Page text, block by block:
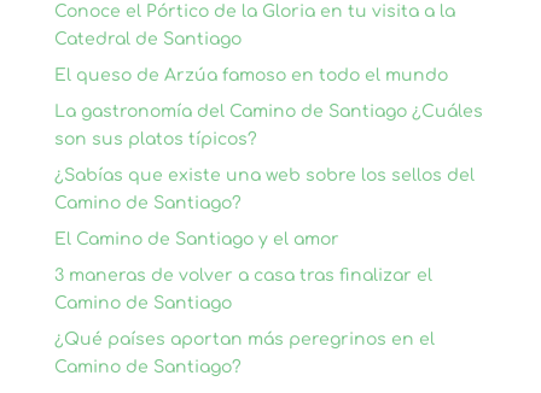
Conoce el Pórtico de la Gloria en tu visita a la
Catedral de Santiago
El queso de Arzúa famoso en todo el mundo
La gastronomía del Camino de Santiago ¿Cuáles
son sus platos típicos?
¿Sabías que existe una web sobre los sellos del
Camino de Santiago?
El Camino de Santiago y el amor
3 maneras de volver a casa tras finalizar el
Camino de Santiago
¿Qué países aportan más peregrinos en el
Camino de Santiago?